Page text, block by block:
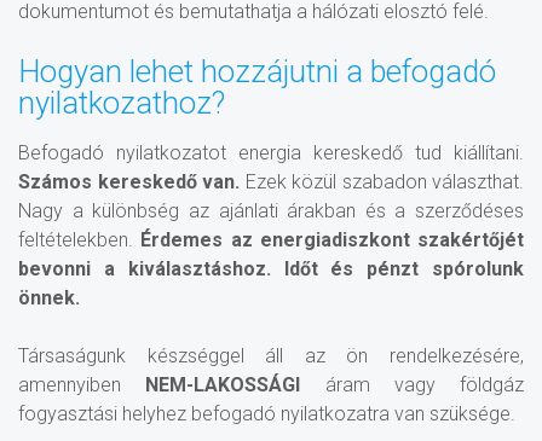
dokumentumot és bemutathatja a hálózati elosztó felé.
Hogyan lehet hozzájutni a befogadó
nyilatkozathoz?
Befogadó nyilatkozatot energia kereskedő tud kiállítani.
Számos kereskedő van. Ezek közül szabadon választhat.
Nagy a különbség az ajánlati árakban és a szerződéses
feltételekben. Érdemes az energiadiszkont szakértőjét
bevonni a kiválasztáshoz. Időt és pénzt spórolunk
önnek.
Társaságunk készséggel áll az ön rendelkezésére,
amennyiben NEM-LAKOSSÁGI áram vagy földgáz
fogyasztási helyhez befogadó nyilatkozatra van szüksége.